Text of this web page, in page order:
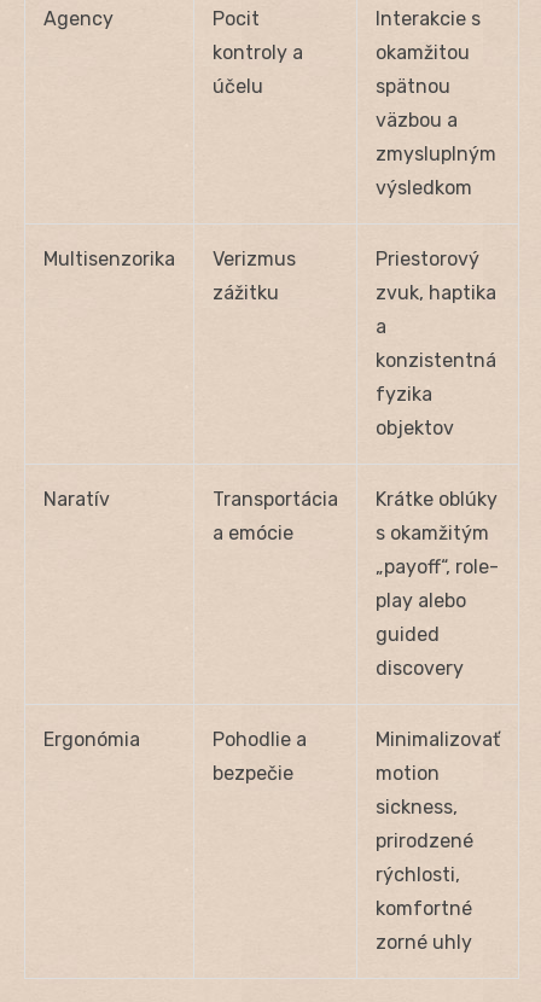
Agency
Pocit
kontroly a
účelu
Interakcie s
okamžitou
spätnou
väzbou a
zmysluplným
výsledkom
Multisenzorika
Verizmus
zážitku
Priestorový
zvuk, haptika
a
konzistentná
fyzika
objektov
Naratív
Transportácia
a emócie
Krátke oblúky
s okamžitým
„payoff“, role-
play alebo
guided
discovery
Ergonómia
Pohodlie a
bezpečie
Minimalizovať
motion
sickness,
prirodzené
rýchlosti,
komfortné
zorné uhly